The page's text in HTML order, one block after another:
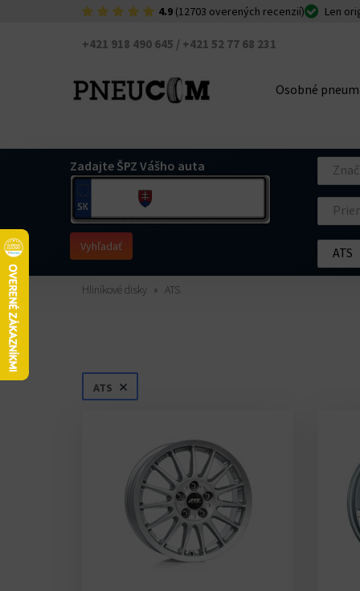
4.9 (12703 overených recenzií) Len
+421 918 490 645 / +421 52 77 68 231
Osobné
Zadajte ŠPZ Vášho auta
Vyhľadať ATS
Hliníkové disky ATS
ATS